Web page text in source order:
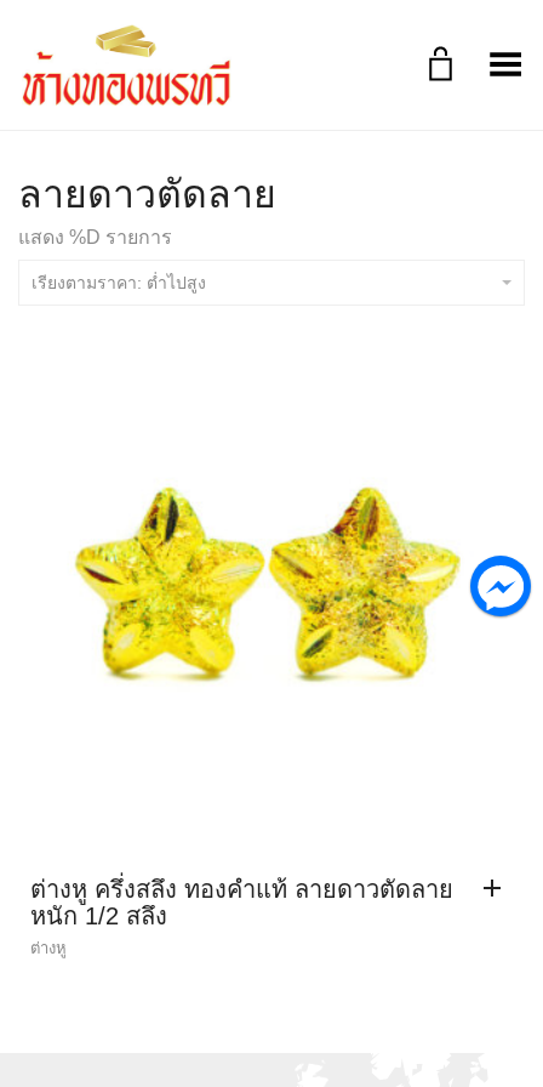
Toggle Menu
ลายดาวตัดลาย
แสดง %D รายการ
เรียงตามราคา: ต่ำไปสูง
ต่างหู ครึ่งสลึง ทองคำแท้ ลายดาวตัดลาย
หนัก 1/2 สลึง
ต่างหู